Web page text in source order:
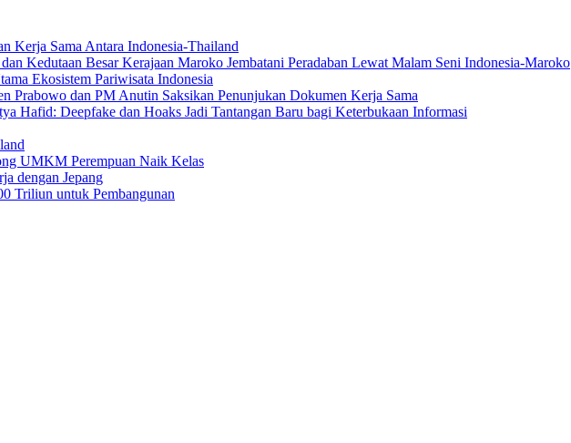
Kerja Sama Antara Indonesia-Thailand
Kedutaan Besar Kerajaan Maroko Jembatani Peradaban Lewat Malam Seni Indonesia-Maroko
Ekosistem Pariwisata Indonesia
Prabowo dan PM Anutin Saksikan Penunjukan Dokumen Kerja Sama
Hafid: Deepfake dan Hoaks Jadi Tantangan Baru bagi Keterbukaan Informasi
UMKM Perempuan Naik Kelas
dengan Jepang
Triliun untuk Pembangunan